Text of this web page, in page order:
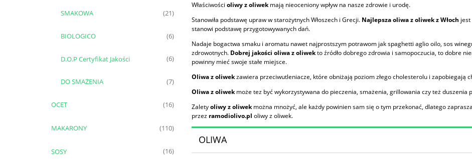
SMAKOWA (21)
BIOLOGICO (6)
D.O.P Certyfikat Jakości (6)
DO SMAŻENIA (7)
OCET (16)
MAKARONY (110)
SOSY (16)
Właściwości oliwy z oliwekmają nieoceniony wpływ na nasze zdrowie i urodę.
Stanowiła podstawę upraw w starożytnych Włoszech i Grecji. Najlepsza oliwa z oliwek z Włoch jest
stanowi podstawę przygotowywanych dań.
Nadaje bogactwa smaku i aromatu nawet najprostszym potrawom jak spaghetti aglio oilo, sos
zdrowotnych. Dobrej jakości oliwa z oliwekto źródło dobrego zdrowia i samopoczucia, to dobre
powinny mieć swoje stałe miejsce.
Oliwa z oliwekzawiera przeciwutleniacze, które obniżają poziom złego cholesterolu i zapobiegają
Oliwa z oliwekmoże tez być wykorzystywana do pieczenia, smażenia, grillowania czy też duszenia
Zaletyoliwy z oliwekmożna mnożyć, ale każdy powinien sam się o tym przekonać, dlatego
przez ramodiolivo.pl oliwy z oliwek.
OLIWA